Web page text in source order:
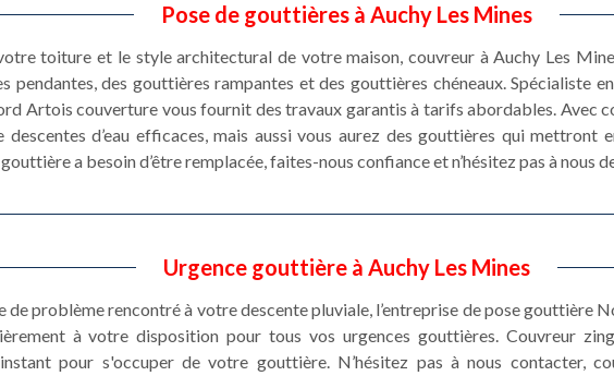
Pose de gouttières à Auchy Les Mines
toiture et le style architectural de votre maison, couvreur à Auchy Les
pendantes, des gouttières rampantes et des gouttières chéneaux. Spécialiste
Artois couverture vous fournit des travaux garantis à tarifs abordables. Avec
descentes d’eau efficaces, mais aussi vous aurez des gouttières qui mettront
a besoin d’être remplacée, faites-nous confiance et n’hésitez pas à nous
Urgence gouttière à Auchy Les Mines
de problème rencontré à votre descente pluviale, l’entreprise de pose gouttière
à votre disposition pour tous vos urgences gouttières. Couvreur
pour s'occuper de votre gouttière. N’hésitez pas à nous contacter,